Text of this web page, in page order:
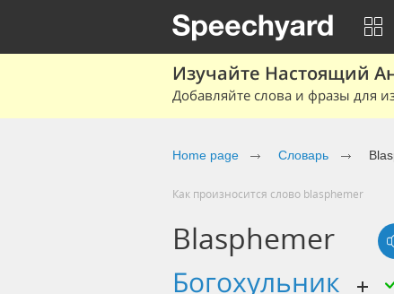
Изучайте Настоящий
Добавляйте слова и фразы для
Home page Словарь
Как произносится слово blasphemer
Blasphemer
богохульник